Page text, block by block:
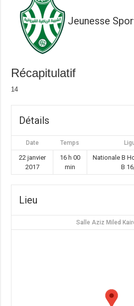
Jeunesse
Récapitulatif
14
Détails
Date Temps
22 janvier
2017
16 h 00
min
Nationale B
B
Lieu
Salle Aziz Miled